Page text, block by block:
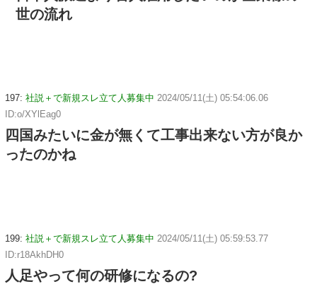
世の流れ
197: 社説＋で新規スレ立て人募集中 2024/05/11(土) 05:54:06.06
ID:o/XYlEag0
四国みたいに金が無くて工事出来ない方が良か
ったのかね
199: 社説＋で新規スレ立て人募集中 2024/05/11(土) 05:59:53.77
ID:r18AkhDH0
人足やって何の研修になるの?